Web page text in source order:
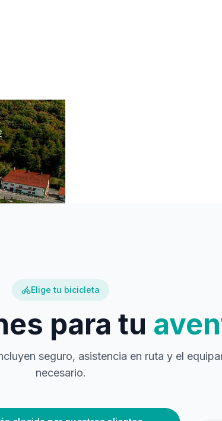
Elige tu bicicleta
para tu
seguro, asistencia en ruta y el
necesario.